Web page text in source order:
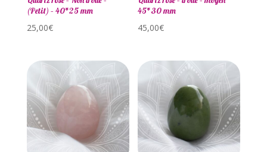
(Petit) – 40*25 mm
25,00€
45*30 mm
45,00€